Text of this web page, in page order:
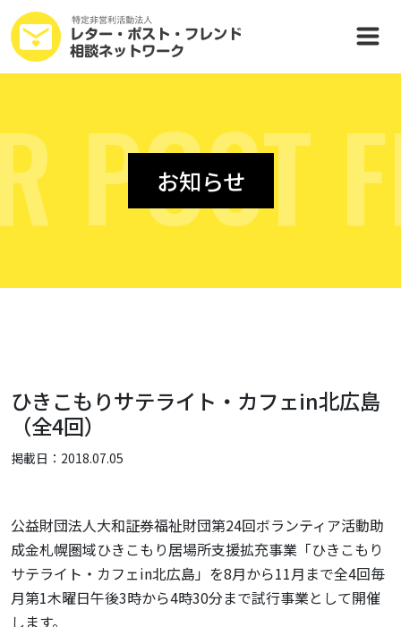
POST F
お知らせ
ひきこもりサテライト・カフェin北広島
（全4回）
掲載日：2018.07.05
公益財団法人大和証券福祉財団第24回ボランティア活動助
成金札幌圏域ひきこもり居場所支援拡充事業「ひきこもり
サテライト・カフェin北広島」を8月から11月まで全4回毎
月第1木曜日午後3時から4時30分まで試行事業として開催
します。